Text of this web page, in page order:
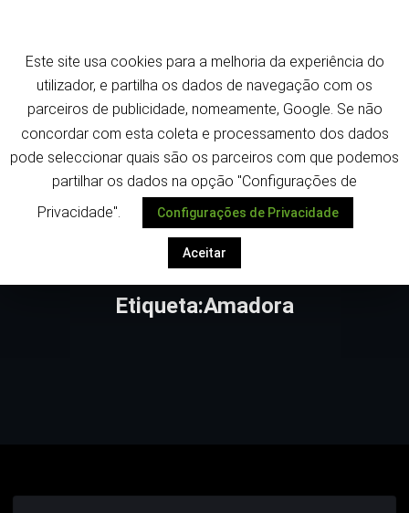
conteúdo
Despoletar
Etiqueta:Amadora
Este site usa cookies para a melhoria da experiência do
utilizador, e partilha os dados de navegação com os
parceiros de publicidade, nomeamente, Google. Se não
concordar com esta coleta e processamento dos dados
pode seleccionar quais são os parceiros com que podemos
partilhar os dados na opção "Configurações de
Privacidade".
Configurações de Privacidade
Aceitar